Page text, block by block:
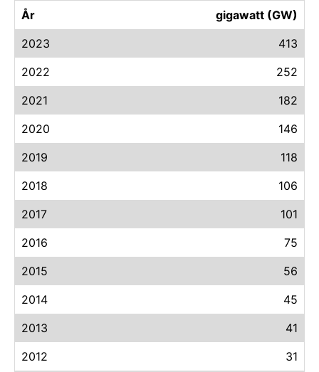
År
gigawatt (GW)
2023
413
2022
252
2021
182
2020
146
2019
118
2018
106
2017
101
2016
75
2015
56
2014
45
2013
41
2012
31